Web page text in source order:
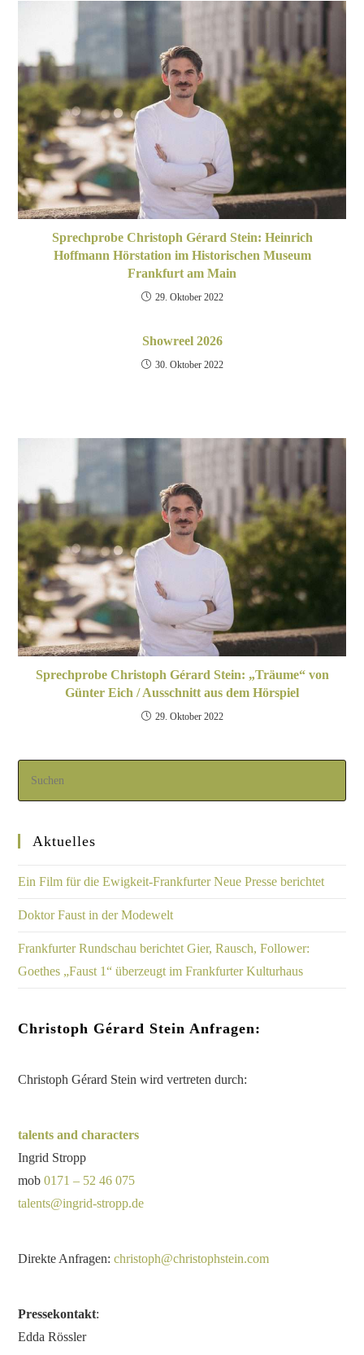
Sprechprobe Christoph Gérard Stein: Heinrich
Hoffmann Hörstation im Historischen Museum
Frankfurt am Main
29. Oktober 2022
Showreel 2026
30. Oktober 2022
Sprechprobe Christoph Gérard Stein: „Träume“ von
Günter Eich / Ausschnitt aus dem Hörspiel
29. Oktober 2022
Aktuelles
Ein Film für die Ewigkeit-Frankfurter Neue Presse berichtet
Doktor Faust in der Modewelt
Frankfurter Rundschau berichtet Gier, Rausch, Follower:
Goethes „Faust 1“ überzeugt im Frankfurter Kulturhaus
Christoph Gérard Stein Anfragen:
Christoph Gérard Stein wird vertreten durch:
talents and characters
Ingrid Stropp
mob0171 – 52 46 075
talents@ingrid-stropp.de
Direkte Anfragen:christoph@christophstein.com
Pressekontakt:
Edda Rössler